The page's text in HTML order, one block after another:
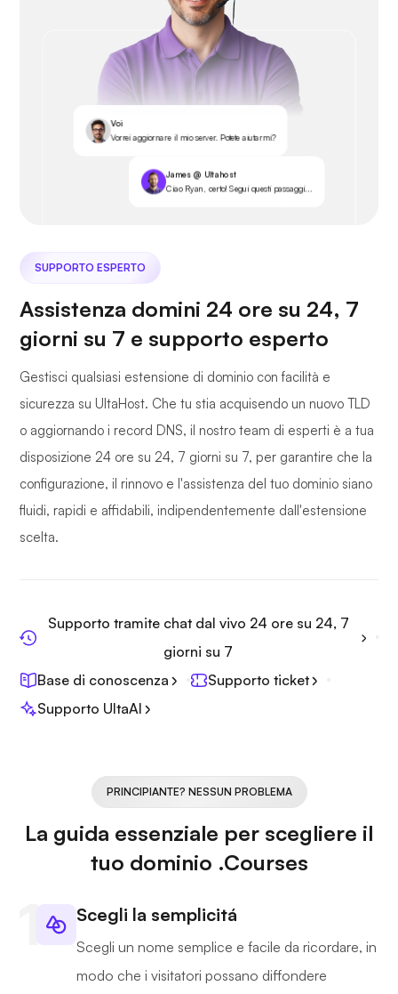
Voi
Vorrei aggiornare il mio server. Potete aiutarmi?
James @ Ultahost
Ciao Ryan, certo! Segui questi passaggi...
SUPPORTO ESPERTO
Assistenza domini 24 ore su 24, 7
giorni su 7 e supporto esperto
Gestisci qualsiasi estensione di dominio con facilità e
sicurezza su UltaHost. Che tu stia acquisendo un nuovo TLD
o aggiornando i record DNS, il nostro team di esperti è a tua
disposizione 24 ore su 24, 7 giorni su 7, per garantire che la
configurazione, il rinnovo e l'assistenza del tuo dominio siano
fluidi, rapidi e affidabili, indipendentemente dall'estensione
scelta.
Supporto tramite chat dal vivo 24 ore su 24, 7
giorni su 7
Base di conoscenza
Supporto ticket
Supporto UltaAI
PRINCIPIANTE? NESSUN PROBLEMA
La guida essenziale per scegliere il
tuo dominio .Courses
Scegli la semplicitá
Scegli un nome semplice e facile da ricordare, in
modo che i visitatori possano diffondere